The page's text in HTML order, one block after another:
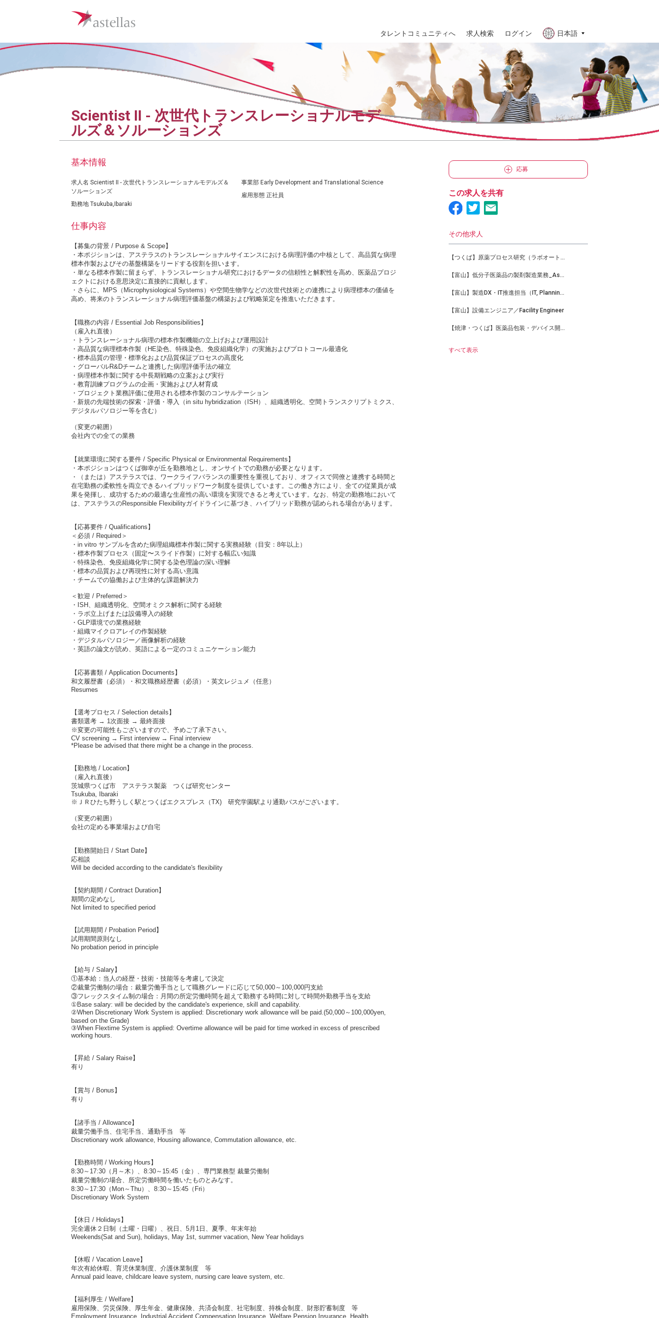
タレントコミュニティへ 求人検索 ログイン 日本語
Scientist II - 次世代トランスレーショナルモデ
ルズ＆ソルーションズ
基本情報
求人名 Scientist II - 次世代トランスレーショナルモデルズ＆
ソルーションズ
勤務地 Tsukuba,Ibaraki
事業部 Early Development and Translational Science
雇用形態 正社員
仕事内容
【募集の背景 / Purpose & Scope】
・本ポジションは、アステラスのトランスレーショナルサイエンスにおける病理評価の中核として、高品質な病理
標本作製およびその基盤構築をリードする役割を担います。
・単なる標本作製に留まらず、トランスレーショナル研究におけるデータの信頼性と解釈性を高め、医薬品プロジ
ェクトにおける意思決定に直接的に貢献します。
・さらに、MPS（Microphysiological Systems）や空間生物学などの次世代技術との連携により病理標本の価値を
高め、将来のトランスレーショナル病理評価基盤の構築および戦略策定を推進いただきます。
【職務の内容 / Essential Job Responsibilities】
（雇入れ直後）
・トランスレーショナル病理の標本作製機能の立上げおよび運用設計
・高品質な病理標本作製（HE染色、特殊染色、免疫組織化学）の実施およびプロトコール最適化
・標本品質の管理・標準化および品質保証プロセスの高度化
・グローバルR&Dチームと連携した病理評価手法の確立
・病理標本作製に関する中長期戦略の立案および実行
・教育訓練プログラムの企画・実施および人材育成
・プロジェクト業務評価に使用される標本作製のコンサルテーション
・新規の先端技術の探索・評価・導入（in situ hybridization（ISH）、組織透明化、空間トランスクリプトミクス、
デジタルパソロジー等を含む）
（変更の範囲）
会社内での全ての業務
【就業環境に関する要件 / Specific Physical or Environmental Requirements】
・本ポジションはつくば御幸が丘を勤務地とし、オンサイトでの勤務が必要となります。
・（または）アステラスでは、ワークライフバランスの重要性を重視しており、オフィスで同僚と連携する時間と
在宅勤務の柔軟性を両立できるハイブリッドワーク制度を提供しています。この働き方により、全ての従業員が成
果を発揮し、成功するための最適な生産性の高い環境を実現できると考えています。なお、特定の勤務地において
は、アステラスのResponsible Flexibilityガイドラインに基づき、ハイブリッド勤務が認められる場合があります。
【応募要件 / Qualifications】
＜必須 / Required ＞
・in vitro サンプルを含めた病理組織標本作製に関する実務経験（目安：8年以上）
・標本作製プロセス（固定〜スライド作製）に対する幅広い知識
・特殊染色、免疫組織化学に関する染色理論の深い理解
・標本の品質および再現性に対する高い意識
・チームでの協働および主体的な課題解決力
＜歓迎 / Preferred ＞
・ISH、組織透明化、空間オミクス解析に関する経験
・ラボ立上げまたは設備導入の経験
・GLP環境での業務経験
・組織マイクロアレイの作製経験
・デジタルパソロジー／画像解析の経験
・英語の論文が読め、英語による一定のコミュニケーション能力
【応募書類 / Application Documents】
和文履歴書（必須）・和文職務経歴書（必須）・英文レジュメ（任意）
Resumes
【選考プロセス / Selection details】
書類選考 → 1次面接 → 最終面接
※変更の可能性もございますので、予めご了承下さい。
CV screening → First interview → Final interview
*Please be advised that there might be a change in the process.
【勤務地 / Location】
（雇入れ直後）
茨城県つくば市 アステラス製薬 つくば研究センター
Tsukuba, Ibaraki
※ＪＲひたち野うしく駅とつくばエクスプレス（TX) 研究学園駅より通勤バスがございます。
（変更の範囲）
会社の定める事業場および自宅
【勤務開始日 / Start Date】
応相談
Will be decided according to the candidate's flexibility
【契約期間 / Contract Duration】
期間の定めなし
Not limited to specified period
【試用期間 / Probation Period】
試用期間原則なし
No probation period in principle
【給与 / Salary】
①基本給：当人の経歴・技術・技能等を考慮して決定
②裁量労働制の場合：裁量労働手当として職務グレードに応じて50,000～100,000円支給
③フレックスタイム制の場合：月間の所定労働時間を超えて勤務する時間に対して時間外勤務手当を支給
①Base salary: will be decided by the candidate's experience, skill and capability.
②When Discretionary Work System is applied: Discretionary work allowance will be paid.(50,000～100,000yen,
based on the Grade)
③When Flextime System is applied: Overtime allowance will be paid for time worked in excess of prescribed
working hours.
【昇給 / Salary Raise】
有り
【賞与 / Bonus】
有り
【諸手当 / Allowance】
裁量労働手当、住宅手当、通勤手当 等
Discretionary work allowance, Housing allowance, Commutation allowance, etc.
【勤務時間 / Working Hours】
8:30～17:30（月～木）、8:30～15:45（金）、専門業務型 裁量労働制
裁量労働制の場合、所定労働時間を働いたものとみなす。
8:30～17:30（Mon～Thu）、8:30～15:45（Fri）
Discretionary Work System
【休日 / Holidays】
完全週休２日制（土曜・日曜）、祝日、5月1日、夏季、年末年始
Weekends(Sat and Sun), holidays, May 1st, summer vacation, New Year holidays
【休暇 / Vacation Leave】
年次有給休暇、育児休業制度、介護休業制度 等
Annual paid leave, childcare leave system, nursing care leave system, etc.
【福利厚生 / Welfare】
雇用保険、労災保険、厚生年金、健康保険、共済会制度、社宅制度、持株会制度、財形貯蓄制度 等
Employment Insurance, Industrial Accident Compensation Insurance, Welfare Pension Insurance, Health
応募
この求人を共有
その他求人
【つくば】原薬プロセス研究（ラボオートメーション）サイエンティスト
【富山】低分子医薬品の製剤製造業務_Asc, BioPharma Manufacturing
【富山】製造DX・IT推進担当（IT, Planning&Operation mng. Toyama-TC Bio-Mfg）
【富山】設備エンジニア／Facility Engineer
【焼津・つくば】医薬品包装・デバイス開発担当_Packaging & Device Development Scientist
すべて表示